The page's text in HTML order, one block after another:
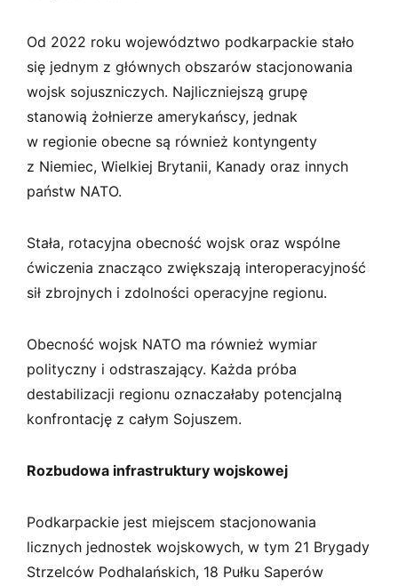
Od 2022 roku województwo podkarpackie stało
się jednym z głównych obszarów stacjonowania
wojsk sojuszniczych. Najliczniejszą grupę
stanowią żołnierze amerykańscy, jednak
w regionie obecne są również kontyngenty
z Niemiec, Wielkiej Brytanii, Kanady oraz innych
państw NATO.
Stała, rotacyjna obecność wojsk oraz wspólne
ćwiczenia znacząco zwiększają interoperacyjność
sił zbrojnych i zdolności operacyjne regionu.
Obecność wojsk NATO ma również wymiar
polityczny i odstraszający. Każda próba
destabilizacji regionu oznaczałaby potencjalną
konfrontację z całym Sojuszem.
Rozbudowa infrastruktury wojskowej
Podkarpackie jest miejscem stacjonowania
licznych jednostek wojskowych, w tym 21 Brygady
Strzelców Podhalańskich, 18 Pułku Saperów